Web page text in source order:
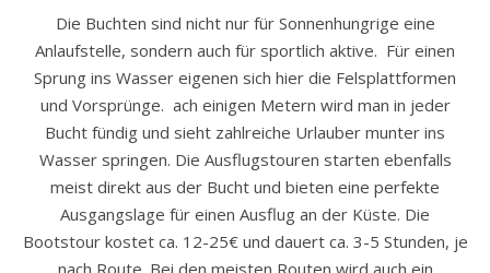
Die Buchten sind nicht nur für Sonnenhungrige eine
Anlaufstelle, sondern auch für sportlich aktive. Für einen
Sprung ins Wasser eigenen sich hier die Felsplattformen
und Vorsprünge. ach einigen Metern wird man in jeder
Bucht fündig und sieht zahlreiche Urlauber munter ins
Wasser springen. Die Ausflugstouren starten ebenfalls
meist direkt aus der Bucht und bieten eine perfekte
Ausgangslage für einen Ausflug an der Küste. Die
Bootstour kostet ca. 12-25€ und dauert ca. 3-5 Stunden, je